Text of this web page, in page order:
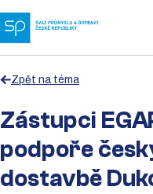
Zpět na téma
Zástupci
podpoře
dostavbě